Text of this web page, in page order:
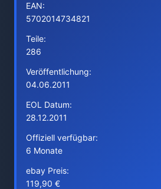
EAN:
5702014734821
Teile:
286
Veröffentlichung:
04.06.2011
EOL Datum:
28.12.2011
Offiziell verfügbar:
6 Monate
ebay Preis:
119,90 €